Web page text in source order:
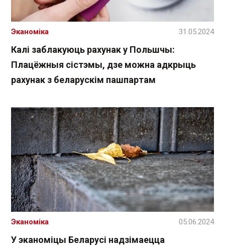
Калі заблакуюць рахунак у Польшчы:
Плацёжныя сістэмы, дзе можна адкрыць
рахунак з беларускім пашпартам
Эканоміка 31.05.2024
У эканоміцы Беларусі надзімаецца
Эканоміка 05.06.2024